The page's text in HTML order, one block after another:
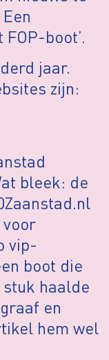
boot’.
jaar.
zijn:
bleek: de
vip-
boot die
haalde
en
hem wel